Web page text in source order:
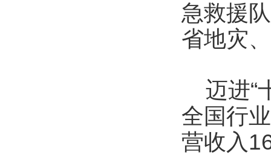
急救援
省地灾
迈进“
全国行
营收入